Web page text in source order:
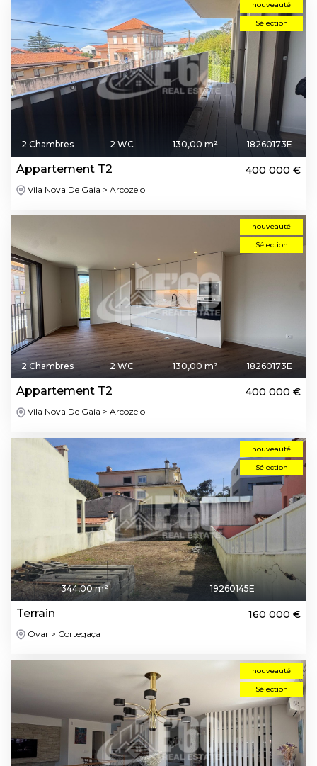
nouveauté
Sélection
2 Chambres 2 WC 130,00 m² 18260173E
Appartement T2 400 000 €
Vila Nova De Gaia > Arcozelo
nouveauté
Sélection
2 Chambres 2 WC 130,00 m² 18260173E
Appartement T2 400 000 €
Vila Nova De Gaia > Arcozelo
nouveauté
Sélection
344,00 m² 19260145E
Terrain 160 000 €
Ovar > Cortegaça
nouveauté
Sélection